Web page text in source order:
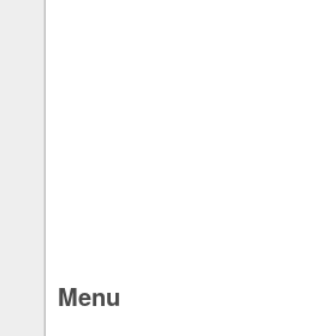
Menu